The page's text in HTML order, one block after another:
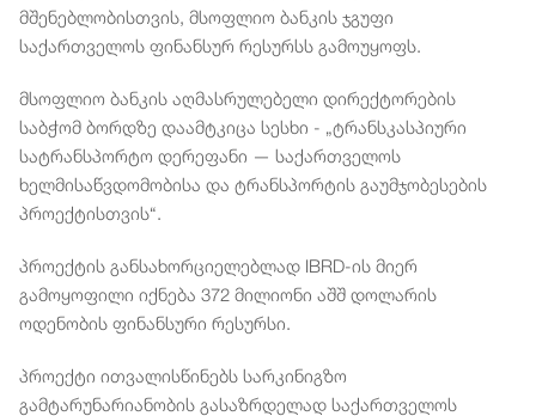
მშენებლობისთვის, მსოფლიო ბანკის ჯგუფი
საქართველოს ფინანსურ რესურსს გამოუყოფს.
მსოფლიო ბანკის აღმასრულებელი დირექტორების
საბჭომ ბორდზე დაამტკიცა სესხი - „ტრანსკასპიური
სატრანსპორტო დერეფანი — საქართველოს
ხელმისაწვდომობისა და ტრანსპორტის გაუმჯობესების
პროექტისთვის“.
პროექტის განსახორციელებლად IBRD-ის მიერ
გამოყოფილი იქნება 372 მილიონი აშშ დოლარის
ოდენობის ფინანსური რესურსი.
პროექტი ითვალისწინებს სარკინიგზო
გამტარუნარიანობის გასაზრდელად საქართველოს